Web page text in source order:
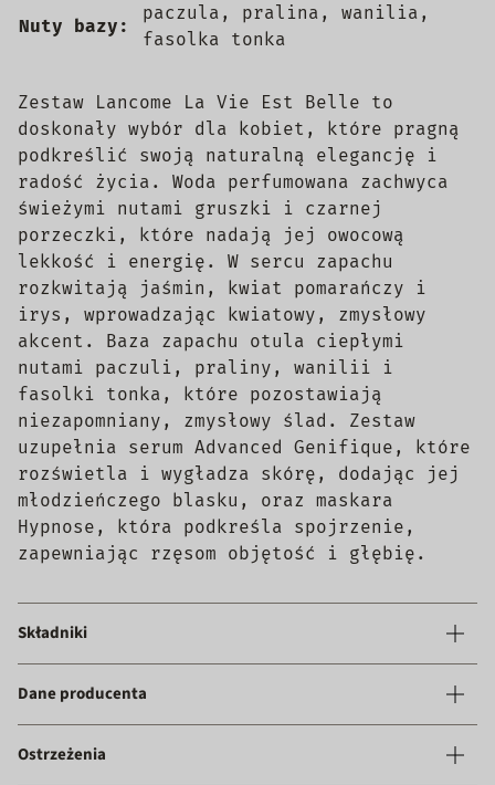
Nuty bazy:
paczula, pralina, wanilia,
fasolka tonka
Zestaw Lancome La Vie Est Belle to
doskonały wybór dla kobiet, które pragną
podkreślić swoją naturalną elegancję i
radość życia. Woda perfumowana zachwyca
świeżymi nutami gruszki i czarnej
porzeczki, które nadają jej owocową
lekkość i energię. W sercu zapachu
rozkwitają jaśmin, kwiat pomarańczy i
irys, wprowadzając kwiatowy, zmysłowy
akcent. Baza zapachu otula ciepłymi
nutami paczuli, praliny, wanilii i
fasolki tonka, które pozostawiają
niezapomniany, zmysłowy ślad. Zestaw
uzupełnia serum Advanced Genifique, które
rozświetla i wygładza skórę, dodając jej
młodzieńczego blasku, oraz maskara
Hypnose, która podkreśla spojrzenie,
zapewniając rzęsom objętość i głębię.
Składniki
Dane producenta
Ostrzeżenia